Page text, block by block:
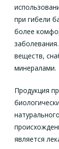
при гибели
более
веществ,
минералами.
Продукция
является